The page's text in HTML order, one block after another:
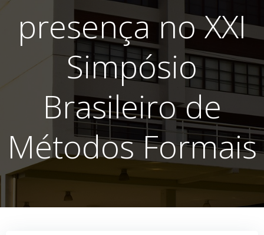
presença no XXI
Simpósio
Brasileiro de
Métodos Formais